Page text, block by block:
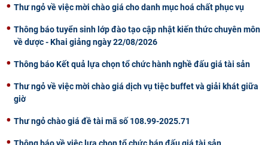
Thư ngỏ về việc mời chào giá cho danh mục hoá chất phục vụ
Thông báo tuyển sinh lớp đào tạo cập nhật kiến thức chuyên môn
về dược - Khai giảng ngày 22/08/2026
Thông báo Kết quả lựa chọn tổ chức hành nghề đấu giá tài sản
Thư ngỏ về việc mời chào giá dịch vụ tiệc buffet và giải khát giữa
giờ
Thư ngỏ chào giá đề tài mã số 108.99-2025.71
Thông báo về việc lựa chọn tổ chức bán đấu giá tài sản